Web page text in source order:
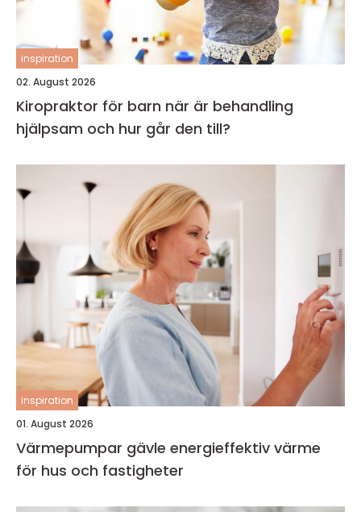
inspiration
02. August 2026
Kiropraktor för barn när är behandling
hjälpsam och hur går den till?
inspiration
01. August 2026
Värmepumpar gävle energieffektiv värme
för hus och fastigheter